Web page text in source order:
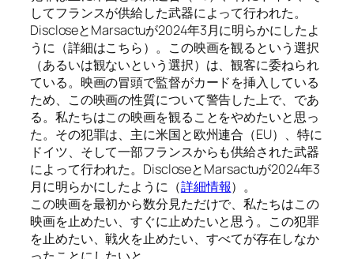
してフランスが供給した武器によって行われた。
DiscloseとMarsactuが2024年3月に明らかにしたよ
うに（詳細はこちら）。この映画を観るという選択
（あるいは観ないという選択）は、観客に委ねられ
ている。映画の冒頭で監督がカードを挿入している
ため、この映画の性質について警告した上で、であ
る。私たちはこの映画を観ることをやめたいと思っ
た。その犯罪は、主に米国と欧州連合（EU）、特に
ドイツ、そして一部フランスからも供給された武器
によって行われた。DiscloseとMarsactuが2024年3
月に明らかにしたように（詳細情報）。
この映画を最初から数分見ただけで、私たちはこの
映画を止めたい、すぐに止めたいと思う。この犯罪
を止めたい、戦火を止めたい、すべてが存在しなか